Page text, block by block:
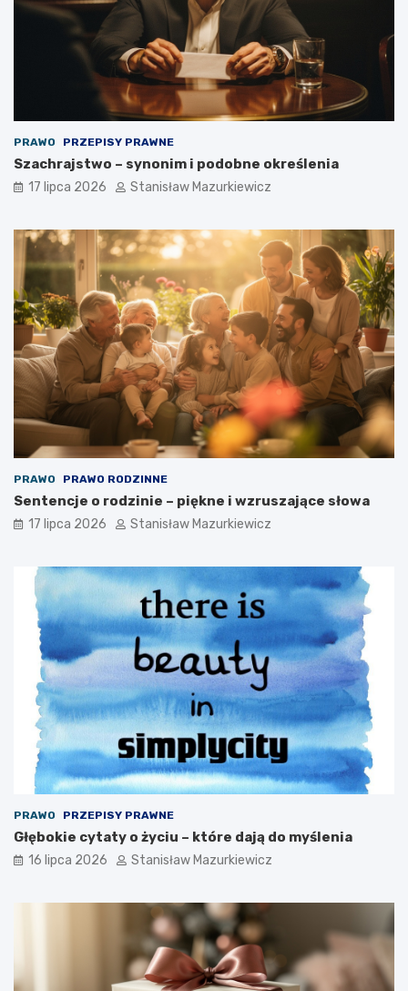
PRAWO PRZEPISY PRAWNE
Szachrajstwo – synonim i podobne określenia
17 lipca 2026 Stanisław Mazurkiewicz
PRAWO PRAWO RODZINNE
Sentencje o rodzinie – piękne i wzruszające słowa
17 lipca 2026 Stanisław Mazurkiewicz
PRAWO PRZEPISY PRAWNE
Głębokie cytaty o życiu – które dają do myślenia
16 lipca 2026 Stanisław Mazurkiewicz